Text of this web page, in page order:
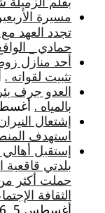
مسيرة
تجدد العهد
حمادي _
أحد منازل
تثبيت لقواته .
العدو جرف
بالمياه . أغسطس
إشتعال
استهدف
إستقبل
بلدتي
حملت أكثر
الثقافة
أغسطس 5, 2026